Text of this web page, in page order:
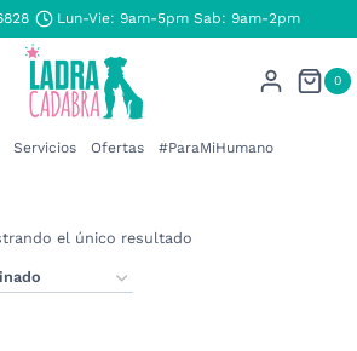
Lun-Vie: 9am-5pm Sab: 9am-2pm
0
Servicios Ofertas #ParaMiHumano
el único resultado